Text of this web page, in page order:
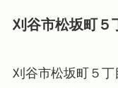
刈谷市松坂町５
刈谷市松坂町５丁